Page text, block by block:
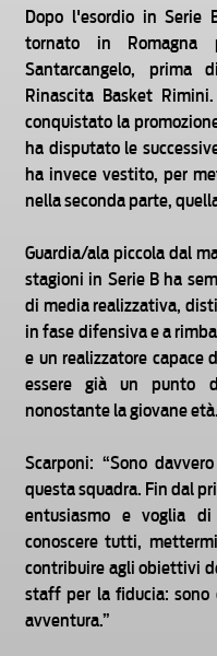
Dopo l'esordio in Serie
tornato in
Santarcangelo, prima
Rinascita Basket
conquistato la
ha disputato le
ha invece vestito, per
nella seconda parte,
Guardia/ala piccola dal
stagioni in Serie B ha
di media realizzativa,
in fase difensiva e a
e un realizzatore
essere già un punto
nonostante la giovane età.
Scarponi: “Sono
questa squadra. Fin dal
entusiasmo e voglia
conoscere tutti,
contribuire agli obiettivi
staff per la fiducia: sono
avventura.”